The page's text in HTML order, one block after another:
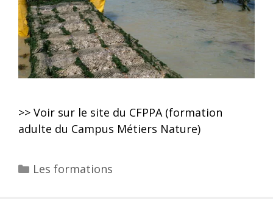
>> Voir sur le site du CFPPA (formation
adulte du Campus Métiers Nature)
Les formations